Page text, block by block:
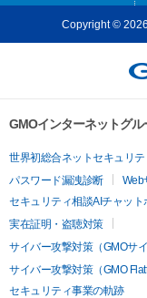
Copyright ©
GMOインターネットグ
世界初総合ネットセキュリテ
パスワード漏洩診断
Web
セキュリティ相談AIチャット
実在証明・盗聴対策
サイバー攻撃対策（GMOサ
サイバー攻撃対策（GMO Flatt
セキュリティ事業の軌跡